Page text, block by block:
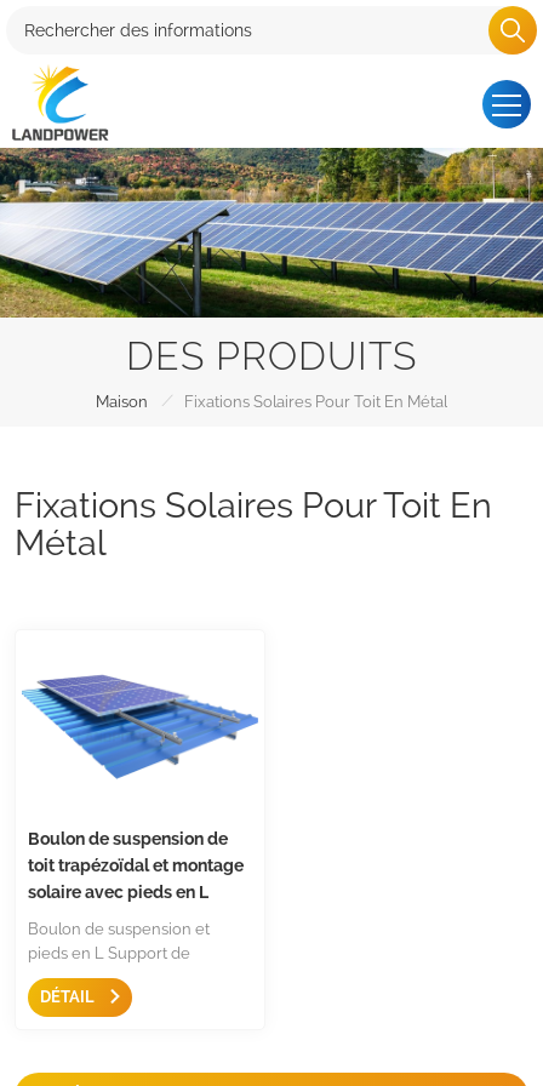
DES PRODUITS
Maison / Fixations Solaires Pour Toit En Métal
Fixations Solaires Pour Toit En
Métal
Boulon de suspension de
toit trapézoïdal et montage
solaire avec pieds en L
Boulon de suspension et
pieds en L Support de
montage sur toit en métal
LongRail est une solution de
les toits ondulés. Ils sont dotés
DÉTAIL